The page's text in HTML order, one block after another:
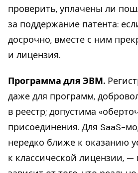
проверить, уплачены ли
за поддержание патента:
досрочно, вместе с ним
и лицензия.
Программа для ЭВМ.
даже для программ,
в реестр; допустима
присоединения. Для SaaS-
нередко ближе к оказанию
к классической лицензии,